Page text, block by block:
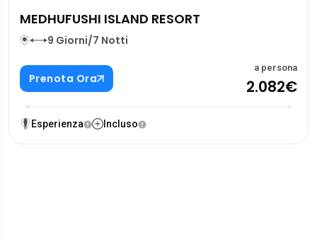
MEDHUFUSHI ISLAND RESORT
9 Giorni/7 Notti
Prenota Ora
a persona
2.082€
Esperienza Incluso